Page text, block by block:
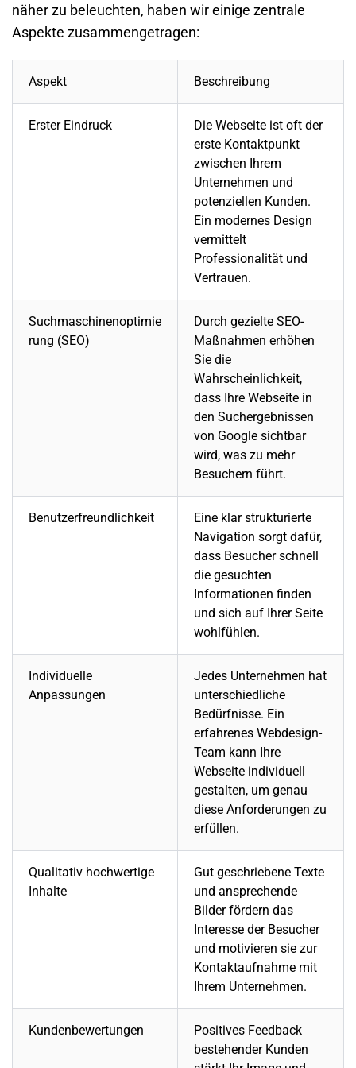
näher zu beleuchten, haben wir einige zentrale
Aspekte zusammengetragen:
Aspekt Beschreibung
Erster Eindruck Die Webseite ist oft der
erste Kontaktpunkt
zwischen Ihrem
Unternehmen und
potenziellen Kunden.
Ein modernes Design
vermittelt
Professionalität und
Vertrauen.
Suchmaschinenoptimie
rung (SEO)
Durch gezielte SEO-
Maßnahmen erhöhen
Sie die
Wahrscheinlichkeit,
dass Ihre Webseite in
den Suchergebnissen
von Google sichtbar
wird, was zu mehr
Besuchern führt.
Benutzerfreundlichkeit
Eine klar strukturierte
Navigation sorgt dafür,
dass Besucher schnell
die gesuchten
Informationen finden
und sich auf Ihrer Seite
wohlfühlen.
Individuelle
Anpassungen
Jedes Unternehmen hat
unterschiedliche
Bedürfnisse. Ein
erfahrenes Webdesign-
Team kann Ihre
Webseite individuell
gestalten, um genau
diese Anforderungen zu
erfüllen.
Qualitativ hochwertige
Inhalte
Gut geschriebene Texte
und ansprechende
Bilder fördern das
Interesse der Besucher
und motivieren sie zur
Kontaktaufnahme mit
Ihrem Unternehmen.
Kundenbewertungen
Positives Feedback
bestehender Kunden